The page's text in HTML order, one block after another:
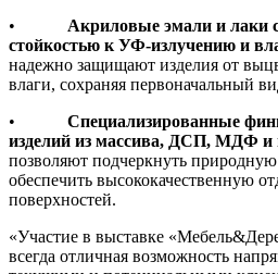
• Акриловые эмали и лаки
стойкостью к УФ-излучению и
надежно защищают изделия от
влаги, сохраняя первоначальный
• Специализированные
изделий из массива, ДСП, МДФ и
позволяют подчеркнуть природную
обеспечить высококачественную
поверхностей.
«Участие в выставке
всегда отличная возможность